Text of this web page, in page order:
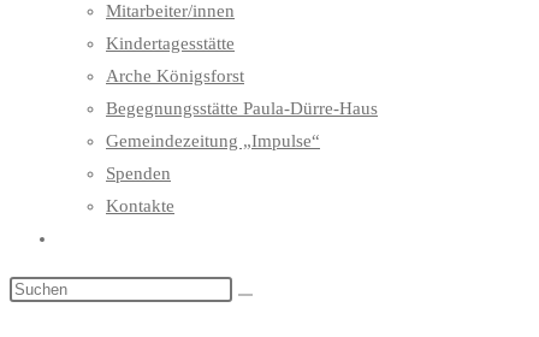
Mitarbeiter/innen
Kindertagesstätte
Arche Königsforst
Begegnungsstätte Paula-Dürre-Haus
Gemeindezeitung „Impulse“
Spenden
Kontakte
umschalten